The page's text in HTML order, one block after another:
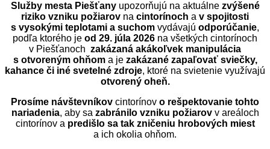
Služby mesta Piešťanyupozorňujú na aktuálne zvýšené
riziko vzniku požiarov na cintorínoch a v spojitosti
s vysokými teplotami a suchom vydávajú odporúčanie,
podľa ktorého je od 29. júla 2026 na všetkých cintorínoch
v Piešťanoch zakázaná akákoľvek manipulácia
s otvoreným ohňoma je zakázané zapaľovať sviečky,
kahance či iné svetelné zdroje, ktoré na svietenie využívajú
otvorený oheň.
Prosíme návštevníkov cintorínov o rešpektovanie tohto
nariadenia, aby sa zabránilo vzniku požiarovv areáloch
cintorínov a predišlo sa tak zničeniu hrobových miest
a ich okolia ohňom.